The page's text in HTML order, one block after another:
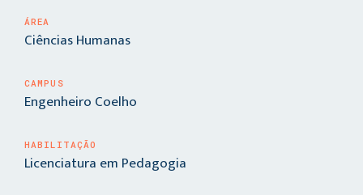
ÁREA
Ciências Humanas
CAMPUS
Engenheiro Coelho
HABILITAÇÃO
Licenciatura em Pedagogia